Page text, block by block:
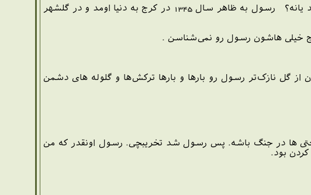
نمیدونم چه کسانی این نوشته رو میخونند. اونها هم حال منودارند؟ رسول رو می‌شناسند یانه؟ رسول به ظاهر سال 1345 در کرج به دنیا اومد و در گلشهر
خیلی هاشون رسول رو نمی‌شناسن .
گل نازک‌تر رسول رو بارها و بارها ترکش‌ها و گلوله های دشمن
ها در جنگ باشه. پس رسول شد تخریبچی. رسول اونقدر که من
بود.